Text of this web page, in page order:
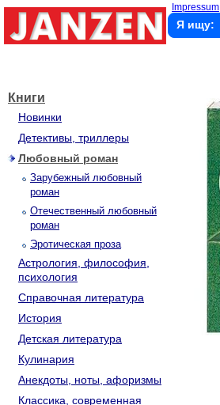
Impressum
Я ищу:
Книги
Новинки
Детективы, триллеры
Любовный роман
Зарубежный любовный
роман
Отечественный любовный
роман
Эротическая проза
Астрология, философия,
психология
Справочная литература
История
Детская литература
Кулинария
Анекдоты, ноты, афоризмы
Классика, современная